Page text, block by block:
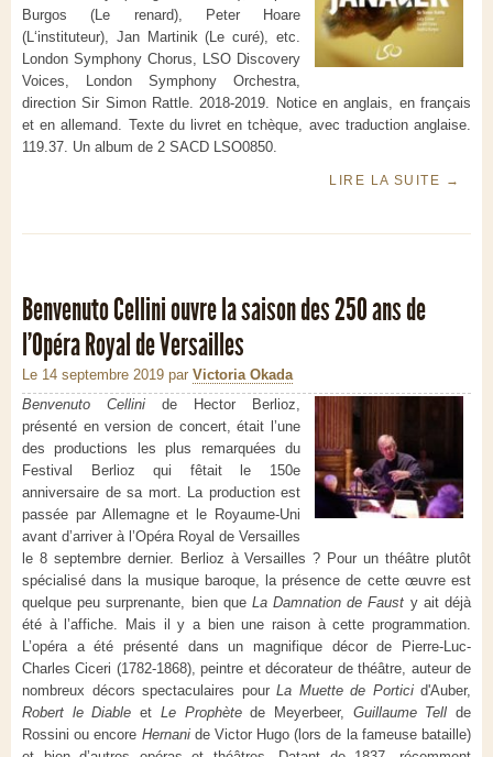
Burgos (Le renard), Peter Hoare
(L‘instituteur), Jan Martinik (Le curé), etc.
London Symphony Chorus, LSO Discovery
Voices, London Symphony Orchestra,
direction Sir Simon Rattle. 2018-2019. Notice en anglais, en français
et en allemand. Texte du livret en tchèque, avec traduction anglaise.
119.37. Un album de 2 SACD LSO0850.
LIRE LA SUITE →
Benvenuto Cellini ouvre la saison des 250 ans de
l’Opéra Royal de Versailles
Le 14 septembre 2019 par Victoria Okada
Benvenuto Cellini de Hector Berlioz,
présenté en version de concert, était l’une
des productions les plus remarquées du
Festival Berlioz qui fêtait le 150e
anniversaire de sa mort. La production est
passée par Allemagne et le Royaume-Uni
avant d’arriver à l’Opéra Royal de Versailles
le 8 septembre dernier. Berlioz à Versailles ? Pour un théâtre plutôt
spécialisé dans la musique baroque, la présence de cette œuvre est
quelque peu surprenante, bien que La Damnation de Faust y ait déjà
été à l’affiche. Mais il y a bien une raison à cette programmation.
L’opéra a été présenté dans un magnifique décor de Pierre-Luc-
Charles Ciceri (1782-1868), peintre et décorateur de théâtre, auteur de
nombreux décors spectaculaires pour La Muette de Porticid'Auber,
Robert le Diable et Le Prophètede Meyerbeer, Guillaume Tell de
Rossini ou encore Hernanide Victor Hugo (lors de la fameuse bataille)